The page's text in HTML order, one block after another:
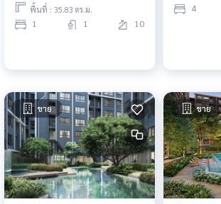
พื้นที่ : 35.83 ตร.ม.
1 1 10
4
ขาย ขาย